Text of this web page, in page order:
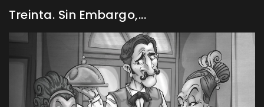
Treinta. Sin Embargo,...